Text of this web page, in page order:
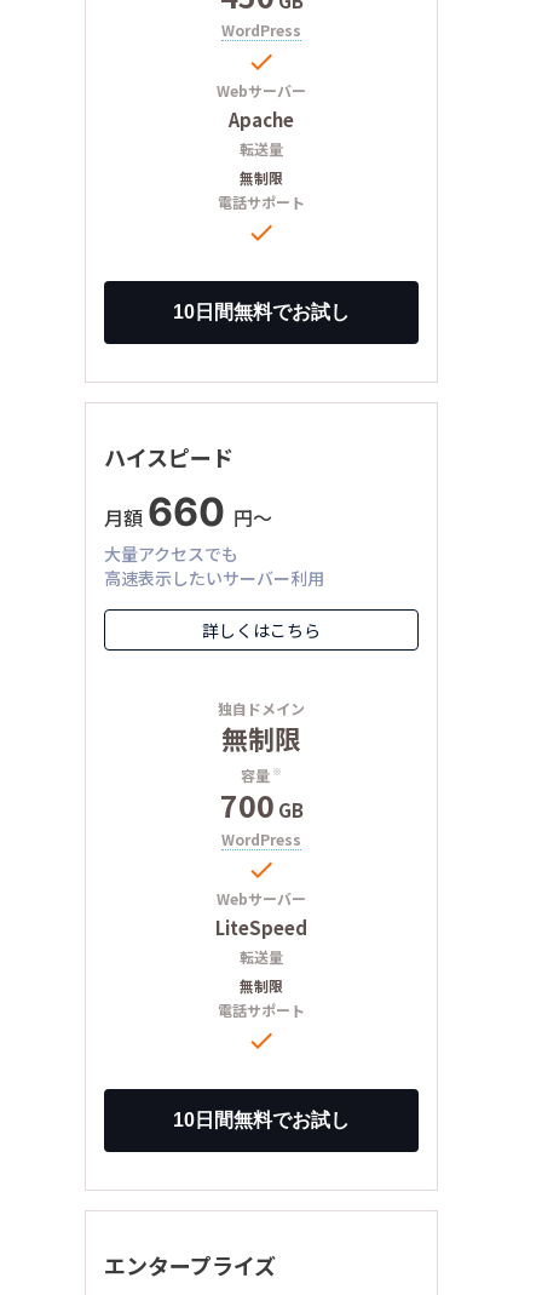
WordPress

Webサーバー
Apache
転送量
無制限
電話サポート

ハイスピード
月額 660 円〜
大量アクセスでも
高速表示したいサーバー利用
詳しくはこちら
独自ドメイン
無制限
容量 ※
700 GB
WordPress

Webサーバー
LiteSpeed
転送量
無制限
電話サポート

エンタープライズ